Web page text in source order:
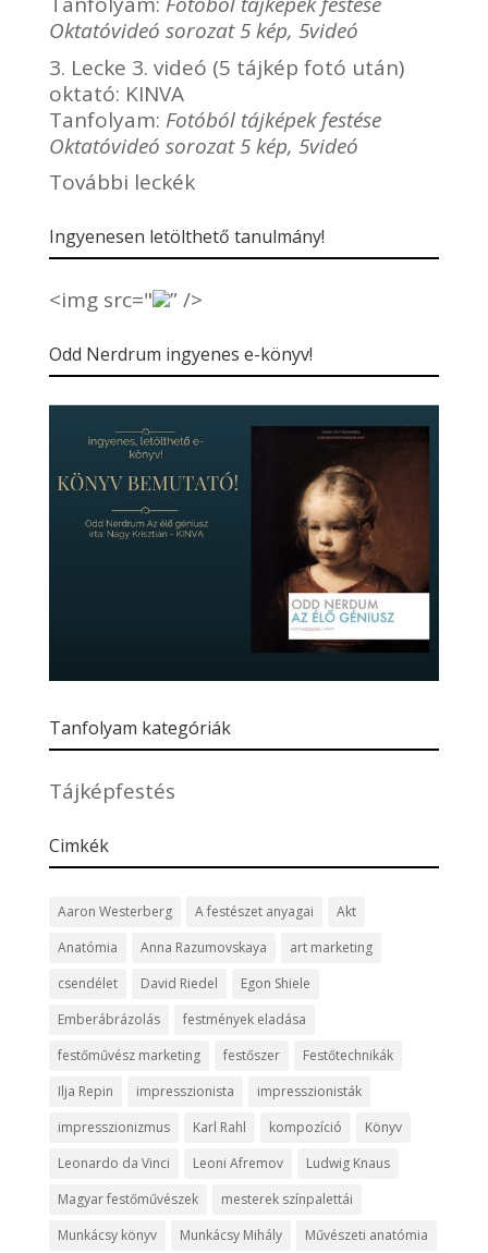
Oktatóvideó sorozat 5 kép, 5videó
3. Lecke 3. videó (5 tájkép fotó után)
oktató: KINVA
Tanfolyam: Fotóból tájképek festése
Oktatóvideó sorozat 5 kép, 5videó
További leckék
Ingyenesen letölthető tanulmány!
<img src=" ” />
Odd Nerdrum ingyenes e-könyv!
Tanfolyam kategóriák
Tájképfestés
Cimkék
Aaron Westerberg A festészet anyagai
Akt
Anatómia
Anna Razumovskaya
art marketing
csendélet
David Riedel
Egon Shiele
Emberábrázolás
festmények eladása
festőművész marketing
festőszer
Festőtechnikák
Ilja Repin
impresszionista
impresszionisták
impresszionizmus
Karl Rahl kompozíció
Könyv
Leonardo da Vinci
Leoni Afremov
Ludwig Knaus
Magyar festőművészek
mesterek színpalettái
Munkácsy könyv
Munkácsy Mihály
Művészeti anatómia